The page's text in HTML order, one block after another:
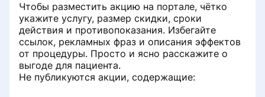
Чтобы разместить акцию на портале, чётко
укажите услугу, размер скидки, сроки
действия и противопоказания. Избегайте
ссылок, рекламных фраз и описания эффектов
от процедуры. Просто и ясно расскажите о
выгоде для пациента.
Не публикуются акции, содержащие: